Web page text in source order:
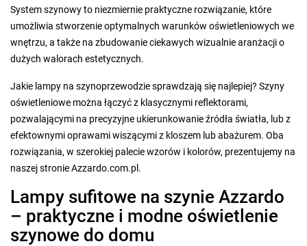
System szynowy to niezmiernie praktyczne rozwiązanie, które
umożliwia stworzenie optymalnych warunków oświetleniowych we
wnętrzu, a także na zbudowanie ciekawych wizualnie aranżacji o
dużych walorach estetycznych.
Jakie lampy na szynoprzewodzie sprawdzają się najlepiej? Szyny
oświetleniowe można łączyć z klasycznymi reflektorami,
pozwalającymi na precyzyjne ukierunkowanie źródła światła, lub z
efektownymi oprawami wiszącymi z kloszem lub abażurem. Oba
rozwiązania, w szerokiej palecie wzorów i kolorów, prezentujemy na
naszej stronie Azzardo.com.pl.
Lampy sufitowe na szynie Azzardo
– praktyczne i modne oświetlenie
szynowe do domu